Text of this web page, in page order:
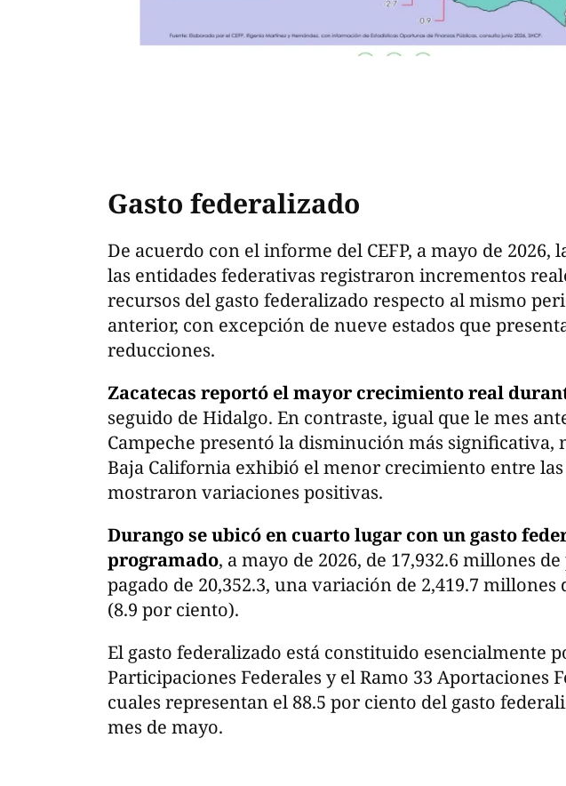
Gasto federalizado
De acuerdo con el informe del CEFP, a mayo de 2026,
las entidades federativas registraron incrementos
recursos del gasto federalizado respecto al mismo
anterior, con excepción de nueve estados que
reducciones.
Zacatecas reportó el mayor crecimiento real
seguido de Hidalgo. En contraste, igual que le mes
Campeche presentó la disminución más significativa,
Baja California exhibió el menor crecimiento entre
mostraron variaciones positivas.
Durango se ubicó en cuarto lugar con un gasto
programado, a mayo de 2026, de 17,932.6 millones de
pagado de 20,352.3, una variación de 2,419.7 millones
(8.9 por ciento).
El gasto federalizado está constituido esencialmente
Participaciones Federales y el Ramo 33 Aportaciones
cuales representan el 88.5 por ciento del gasto
mes de mayo.